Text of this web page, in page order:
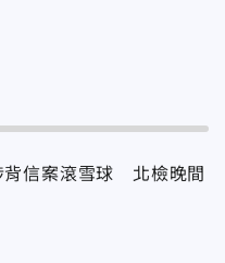
背信案滾雪球 北檢晚間